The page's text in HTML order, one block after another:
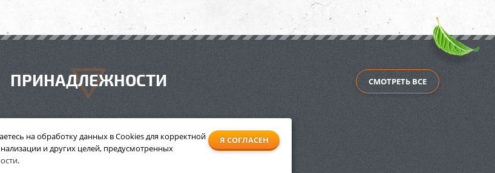
ПРИНАДЛЕЖНОСТИ СМОТРЕТЬ ВСЕ
на раме
2х1-30/1
Удлинитель силовой на раме
на обработку данных в Cookies для корректной
и других целей, предусмотренных
.
Я СОГЛАСЕН